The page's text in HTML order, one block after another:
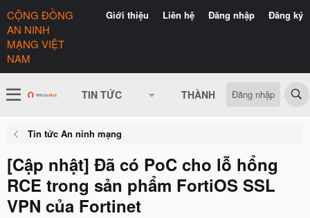
Giới thiệu Liên hệ Đăng nhập Đăng ký
CỘNG ĐỒNG
AN NINH
MẠNG VIỆT
NAM
TIN TỨC THÀNH VIÊN CÓ GÌ
Đăng nhập
Tin tức An ninh mạng
[Cập nhật] Đã có PoC cho lỗ hổng
RCE trong sản phẩm FortiOS SSL
VPN của Fortinet